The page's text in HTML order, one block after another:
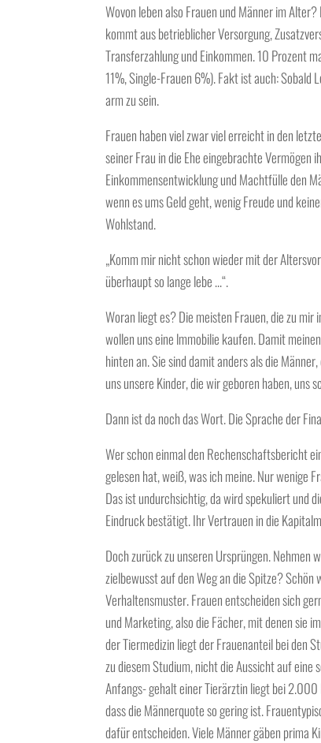
Wovon leben also Frauen und Männer im
kommt aus betrieblicher Versorgung,
Transferzahlung und Einkommen. 10 Prozent
11%, Single-Frauen 6%). Fakt ist auch:
arm zu sein.
Frauen haben viel zwar viel erreicht in den
seiner Frau in die Ehe eingebrachte
Einkommensentwicklung und Machtfülle den
wenn es ums Geld geht, wenig Freude und
Wohlstand.
„Komm mir nicht schon wieder mit der
überhaupt so lange lebe …“.
Woran liegt es? Die meisten Frauen, die zu
wollen uns eine lmmobilie kaufen. Damit
hinten an. Sie sind damit anders als die
uns unsere Kinder, die wir geboren haben, uns
Dann ist da noch das Wort. Die Sprache der
Wer schon einmal den Rechenschaftsbericht
gelesen hat, weiß, was ich meine. Nur wenige
Das ist undurchsichtig, da wird spekuliert und
Eindruck bestätigt. Ihr Vertrauen in die
Doch zurück zu unseren Ursprüngen.
zielbewusst auf den Weg an die Spitze?
Verhaltensmuster. Frauen entscheiden sich
und Marketing, also die Fächer, mit denen sie
der Tiermedizin liegt der Frauenanteil bei den
zu diesem Studium, nicht die Aussicht auf
Anfangs- gehalt einer Tierärztin liegt bei
dass die Männerquote so gering ist.
dafür entscheiden. Viele Männer gäben prima